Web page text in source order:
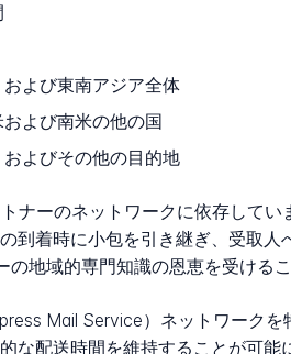
よび東南アジア全体
よび南米の他の国
よびその他の目的地
ナーのネットワークに依存してい
着時に小包を引き継ぎ、受取人
地域的専門知識の恩恵を受けるこ
Mail Service）ネットワークを
な配送時間を維持することが可能